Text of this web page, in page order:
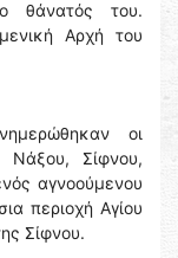
θάνατός του.
Αρχή του
οι
Νάξου, Σίφνου,
αγνοούμενου
περιοχή Αγίου
Σίφνου.